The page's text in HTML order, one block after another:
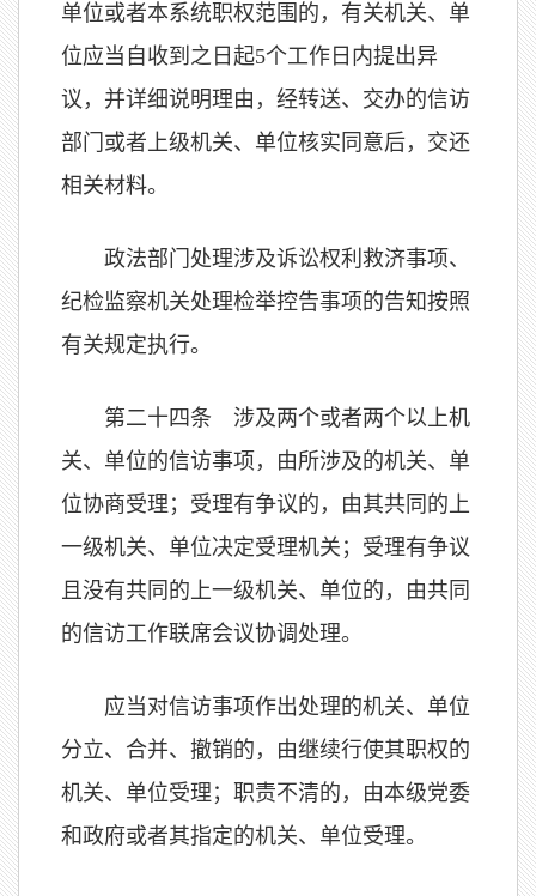
单位或者本系统职权范围的，有关机关、单
位应当自收到之日起5个工作日内提出异
议，并详细说明理由，经转送、交办的信访
部门或者上级机关、单位核实同意后，交还
相关材料。
政法部门处理涉及诉讼权利救济事项、
纪检监察机关处理检举控告事项的告知按照
有关规定执行。
第二十四条 涉及两个或者两个以上机
关、单位的信访事项，由所涉及的机关、单
位协商受理；受理有争议的，由其共同的上
一级机关、单位决定受理机关；受理有争议
且没有共同的上一级机关、单位的，由共同
的信访工作联席会议协调处理。
应当对信访事项作出处理的机关、单位
分立、合并、撤销的，由继续行使其职权的
机关、单位受理；职责不清的，由本级党委
和政府或者其指定的机关、单位受理。